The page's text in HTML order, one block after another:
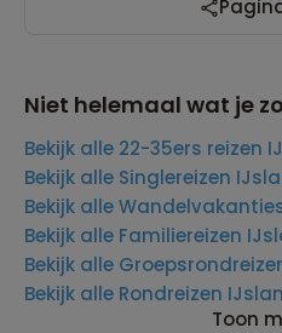
Niet helemaal wat je
Bekijk alle 22-35ers reizen
Bekijk alle Singlereizen
Bekijk alle
Bekijk alle Familiereizen
Bekijk alle
Bekijk alle Rondreizen
Toon
Reizen met oog voor